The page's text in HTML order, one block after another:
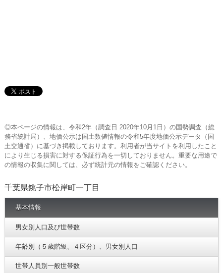
◎本ページの情報は、令和2年（調査日 2020年10月1日）の国勢調査（総
務省統計局）、地価公示は国土数値情報の令和5年度地価公示データ（国
土交通省）に基づき掲載しております。利用者が当サイトを利用したこと
により生じる損害に対する保証行為を一切しておりません。重要な用途で
の情報の収集に関しては、必ず統計元の情報をご確認ください。
千葉県銚子市松岸町一丁目
基本情報
男女別人口及び世帯数
年齢別（５歳階級、４区分）、男女別人口
世帯人員別一般世帯数